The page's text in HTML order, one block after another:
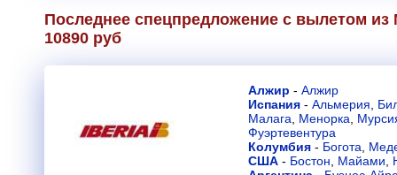
Последнее спецпредложение с вылетом
10890 руб
Алжир - Алжир
Испания - Альмерия
Малага
Менорка
Фуэртевентура
Колумбия - Богота
США - Бостон Майами